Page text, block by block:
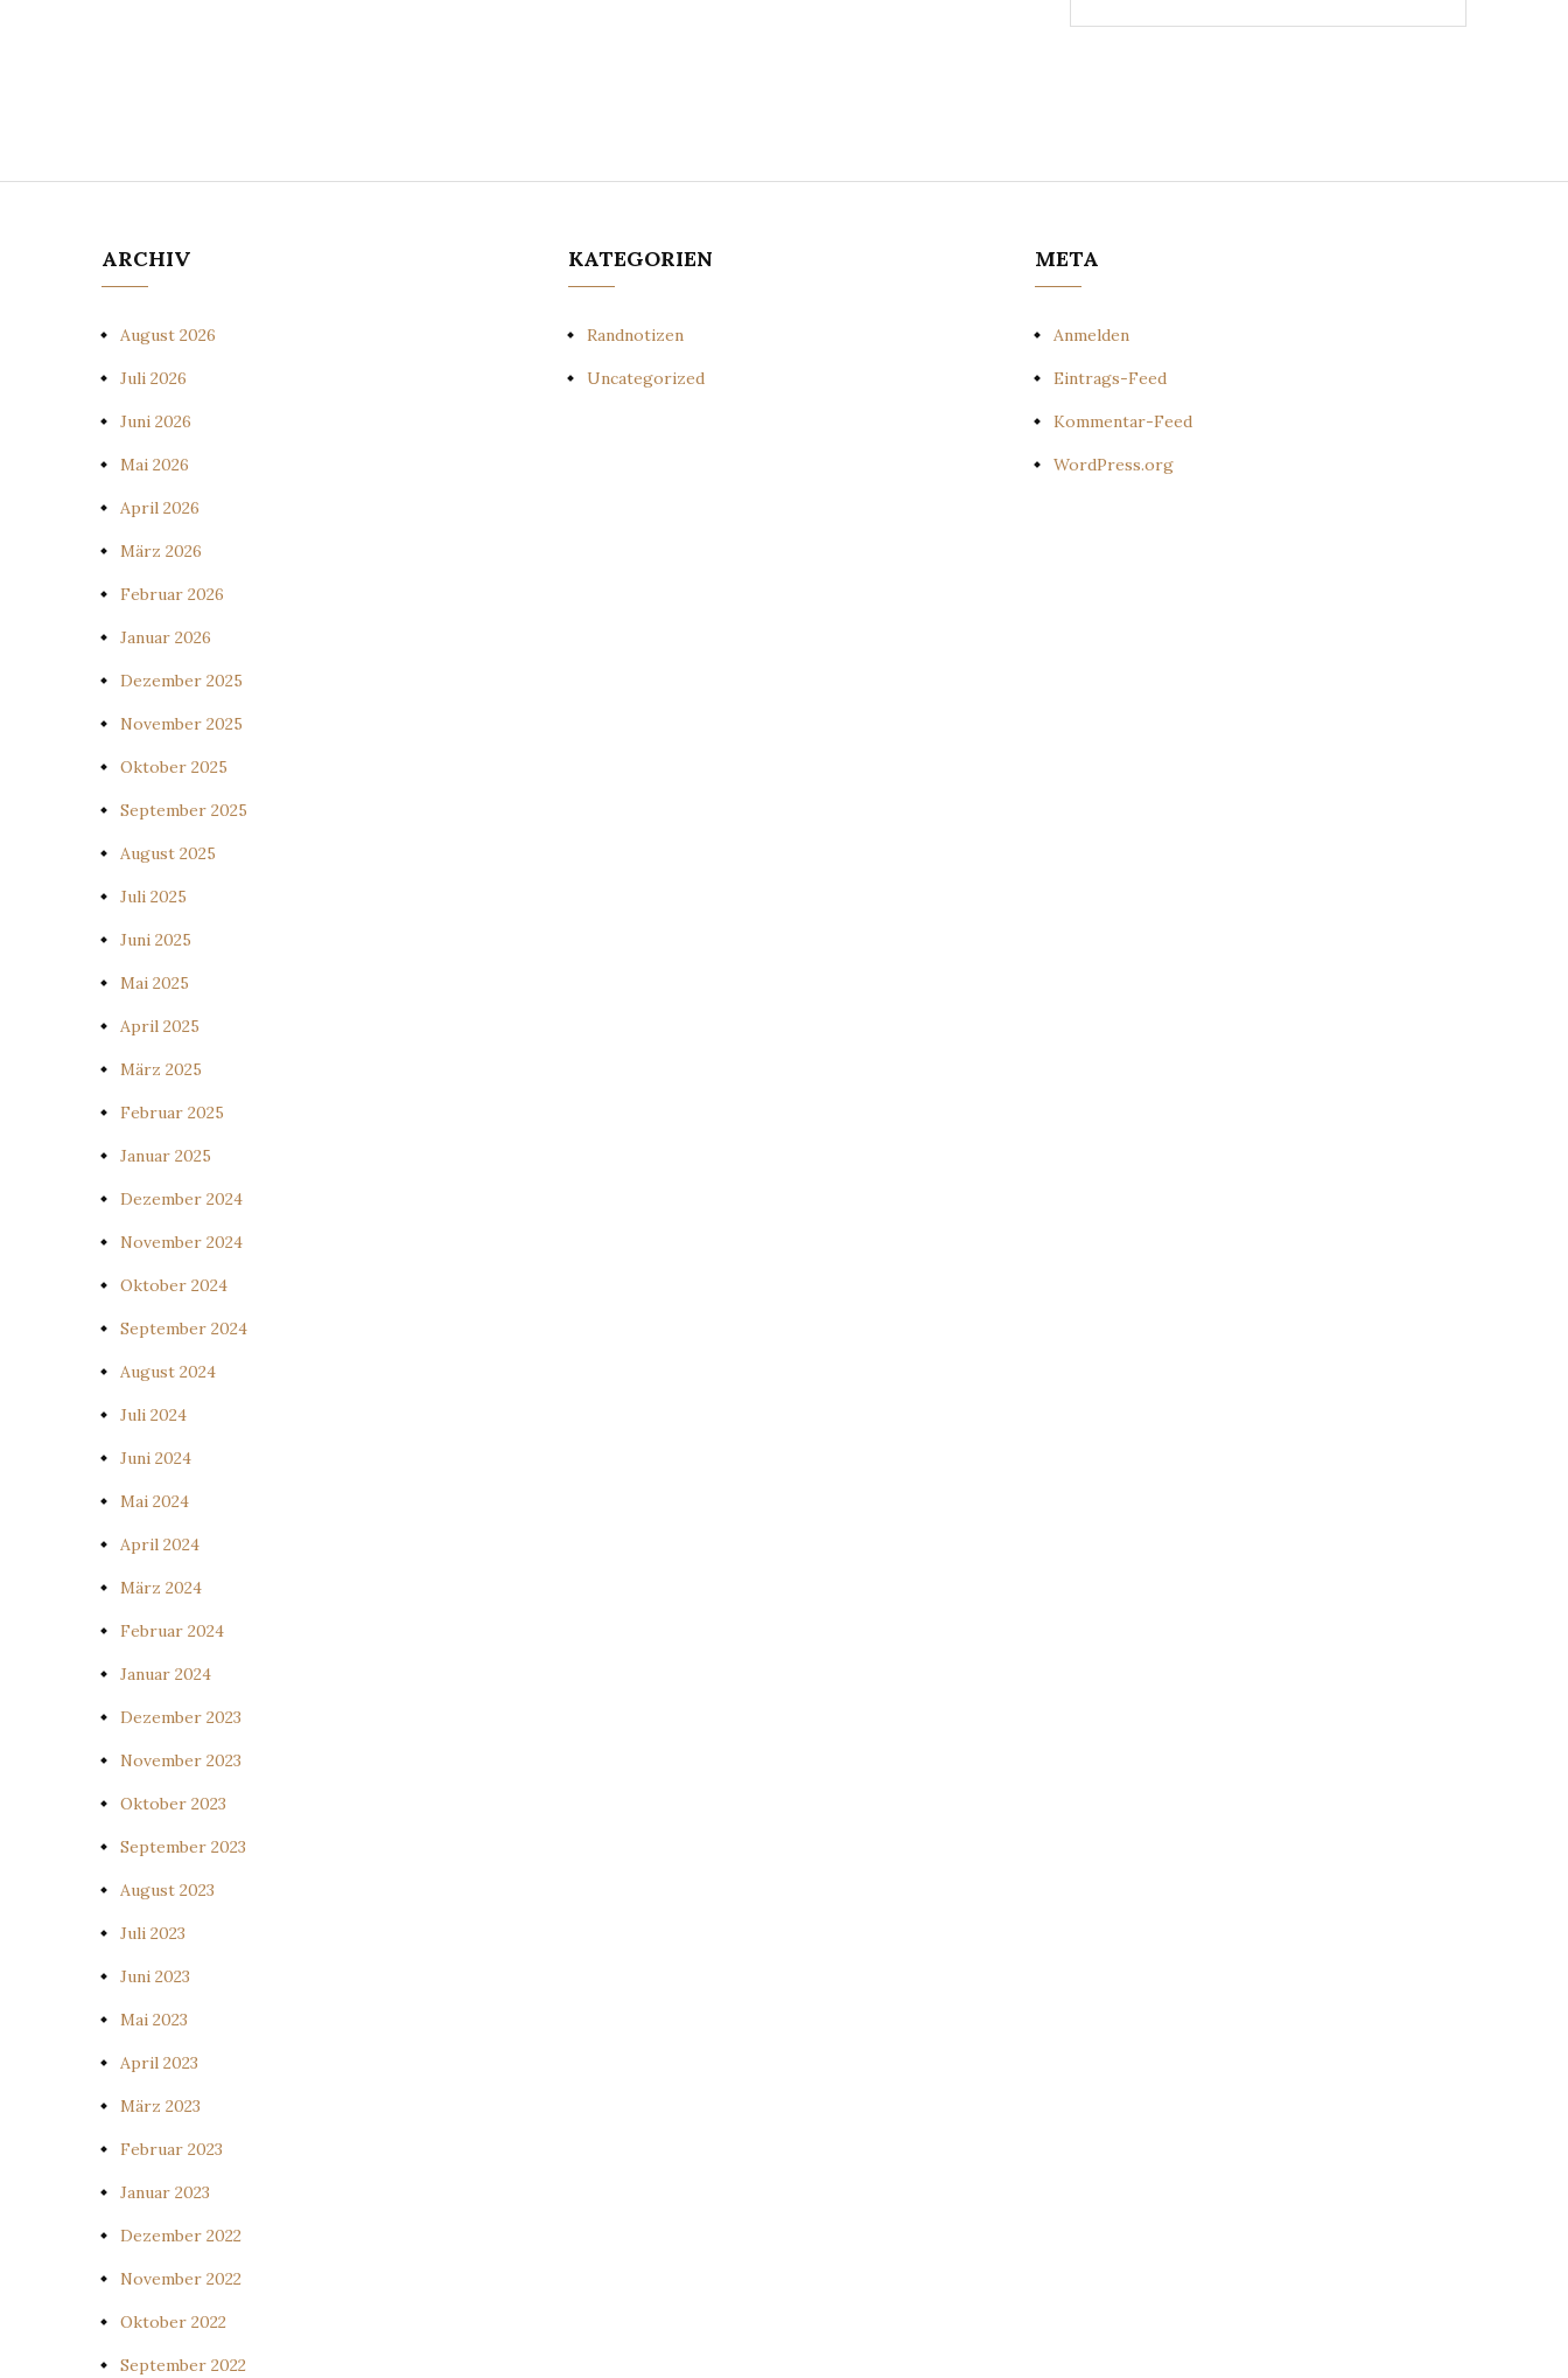
ARCHIV
August 2026
Juli 2026
Juni 2026
Mai 2026
April 2026
März 2026
Februar 2026
Januar 2026
Dezember 2025
November 2025
Oktober 2025
September 2025
August 2025
Juli 2025
Juni 2025
Mai 2025
April 2025
März 2025
Februar 2025
Januar 2025
Dezember 2024
November 2024
Oktober 2024
September 2024
August 2024
Juli 2024
Juni 2024
Mai 2024
April 2024
März 2024
Februar 2024
Januar 2024
Dezember 2023
November 2023
Oktober 2023
September 2023
August 2023
Juli 2023
Juni 2023
Mai 2023
April 2023
März 2023
Februar 2023
Januar 2023
Dezember 2022
November 2022
Oktober 2022
September 2022
KATEGORIEN
Randnotizen
Uncategorized
META
Anmelden
Eintrags-Feed
Kommentar-Feed
WordPress.org